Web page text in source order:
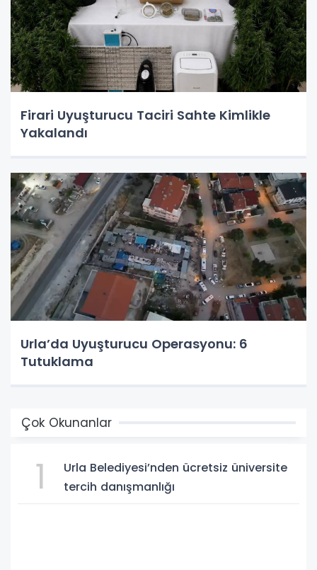
Firari Uyuşturucu Taciri Sahte Kimlikle
Yakalandı
Urla’da Uyuşturucu Operasyonu: 6
Tutuklama
Çok Okunanlar
1
Urla Belediyesi’nden ücretsiz üniversite
tercih danışmanlığı